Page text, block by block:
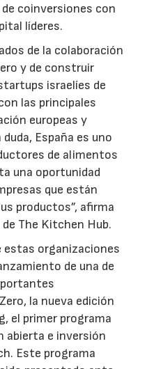
coinversiones con
líderes.
de la colaboración
y de construir
israelíes de
las principales
europeas y
España es uno
de alimentos
una oportunidad
que están
productos”, afirma
de The Kitchen Hub.
estas organizaciones
de una de
la nueva edición
el primer programa
abierta e inversión
Este programa